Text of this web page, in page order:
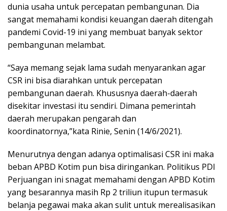
dunia usaha untuk percepatan pembangunan. Dia
sangat memahami kondisi keuangan daerah ditengah
pandemi Covid-19 ini yang membuat banyak sektor
pembangunan melambat.
“Saya memang sejak lama sudah menyarankan agar
CSR ini bisa diarahkan untuk percepatan
pembangunan daerah. Khususnya daerah-daerah
disekitar investasi itu sendiri. Dimana pemerintah
daerah merupakan pengarah dan
koordinatornya,”kata Rinie, Senin (14/6/2021).
Menurutnya dengan adanya optimalisasi CSR ini maka
beban APBD Kotim pun bisa diringankan. Politikus PDI
Perjuangan ini snagat memahami dengan APBD Kotim
yang besarannya masih Rp 2 triliun itupun termasuk
belanja pegawai maka akan sulit untuk merealisasikan